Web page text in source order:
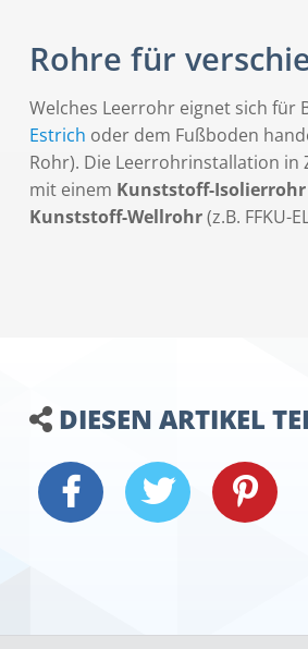
Rohre für
Welches Leerrohr eignet sich für
Estrich oder dem Fußboden
Rohr). Die Leerrohrinstallation
mit einem Kunststoff-Isolierrohr
Kunststoff-Wellrohr(z.B. FFKU-
DIESEN ARTIKEL